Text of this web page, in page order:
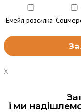
Емейл розсилка
X
і ми